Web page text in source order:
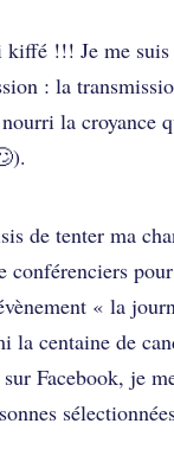
!!! Je me suis
: la
la croyance
de tenter ma
conférenciers
« la
la centaine de
Facebook, je